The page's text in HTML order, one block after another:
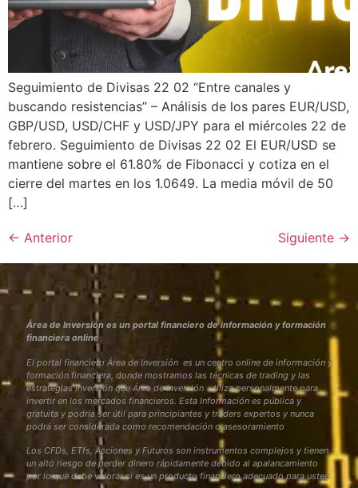
Seguimiento de Divisas 22 02 “Entre canales y
buscando resistencias” – Análisis de los pares EUR/USD,
GBP/USD, USD/CHF y USD/JPY para el miércoles 22 de
febrero. Seguimiento de Divisas 22 02 El EUR/USD se
mantiene sobre el 61.80% de Fibonacci y cotiza en el
cierre del martes en los 1.0649. La media móvil de 50
[…]
← Anterior Siguiente →
Área de Inversión es un portal financiero de información y formación
financiera online
El portal financiero Área de Inversión es un centro online de información y
formación financiera, donde mostramos las técnicas de trading y las
estrategias inversión que Área de Inversión utiliza personalmente para
invertir en los mercados financieros. Esta Información es pública y
gratuita y podría ser útil para principiantes y traders expertos y nunca
podrá ser considerada como recomendación o asesoramiento
Los CFDs, ETfs, Acciones y Futuros son instrumentos complejos y tienen
un alto riesgo de perder dinero rápidamente debido al apalancamiento
por lo que debe valorar si es un producto financiero adecuado para usted